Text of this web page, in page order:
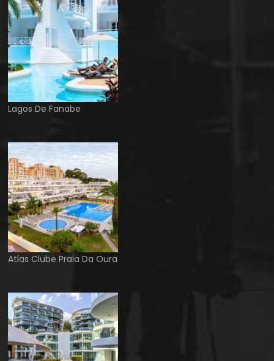
Lagos De Fanabe
Atlas Clube Praia Da Oura